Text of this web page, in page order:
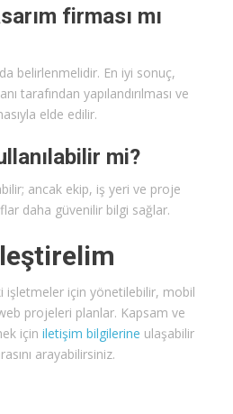
firması mı
belirlenmelidir. En iyi sonuç,
tarafından yapılandırılması ve
elde edilir.
mi?
ancak ekip, iş yeri ve proje
daha güvenilir bilgi sağlar.
işletmeler için yönetilebilir, mobil
projeleri planlar. Kapsam ve
için iletişim bilgilerine ulaşabilir
arayabilirsiniz.